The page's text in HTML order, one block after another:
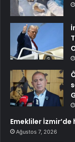
Emekliler İzmir’de
Ağustos 7, 2026